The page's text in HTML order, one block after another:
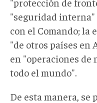
"seguridad interna"
con el Comando; la
"de otros países en
en "operaciones de
todo el mundo".
De esta manera, se